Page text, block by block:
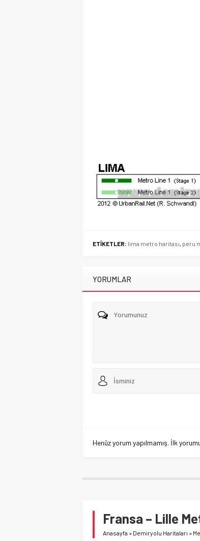
ETİKETLER: lima metro haritası peru
YORUMLAR
Henüz yorum yapılmamış. İlk
Fransa – Lille
Anasayfa » Demiryolu Haritaları »